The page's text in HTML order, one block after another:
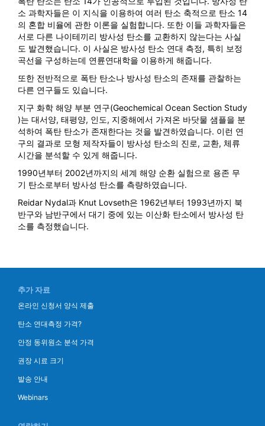
소 과학자들은 이 지식을 이용하여 여러 탄소 축적으로 탄소 14
의 혼합 비율에 관한 이론을 실험합니다. 또한 이들 과학자들은
서로 다른 나이테끼리 방사성 탄소를 교환하지 않는다는 사실
도 발견했습니다. 이 사실은 방사성 탄소 연대 측정, 특히 보정
곡선을 구성하는데 연륜연대학을 이용하게 해줍니다.
또한 전반적으로 폭탄 탄소나 방사성 탄소의 존재를 관찰하는
다른 연구들도 있습니다.
지구 화학 해양 부분 연구(Geochemical Ocean Section Study
)는 대서양, 태평양, 인도, 지중해에서 가져온 바닷물 샘플을 분
석하여 폭탄 탄소가 존재한다는 것을 발견하였습니다. 이런 연
구의 결과로 모형 제작자들이 방사성 탄소의 진로, 교환, 체류
시간을 분석할 수 있게 해줍니다.
1990년부터 2002년까지의 세계 해양 순환 실험으로 용존 무
기 탄소로부터 방사성 탄소를 측량하였습니다.
Reidar Nydal과 Knut Lovseth은 1962년부터 1993년까지 북
반구와 남반구에서 대기 중에 있는 이산화 탄소에서 방사성 탄
소를 측정했습니다.
추가 자료
온라인 신청서 양식 제출
탄소 연대측정 가격?
안정 동위원소 분석 가격
권장 시료 크기
발송 안내
Webinars